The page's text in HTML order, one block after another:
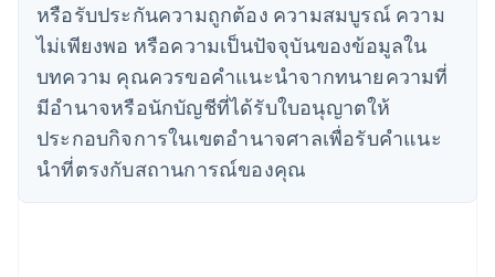
หรือรับประกันความถูกต้อง ความสมบูรณ์ ความ
ไม่เพียงพอ หรือความเป็นปัจจุบันของข้อมูลใน
บทความ คุณควรขอคําแนะนําจากทนายความที่
มีอํานาจหรือนักบัญชีที่ได้รับใบอนุญาตให้
ประกอบกิจการในเขตอํานาจศาลเพื่อรับคําแนะ
นําที่ตรงกับสถานการณ์ของคุณ
ไทย
ไทย English
นอร์เวย์
English
นิวซีแลนด์
English
เนเธอร์แลนด์
NederlandsEnglish
บราซิล